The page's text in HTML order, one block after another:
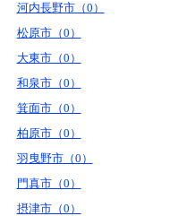
河内長野市（0）
松原市（0）
大東市（0）
和泉市（0）
箕面市（0）
柏原市（0）
羽曳野市（0）
門真市（0）
摂津市（0）